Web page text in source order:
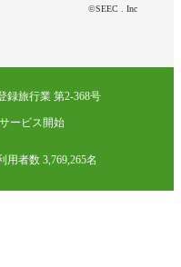
©SEEC . Inc
録旅行業 第2-368号
ービス開始
用者数 3,769,265名